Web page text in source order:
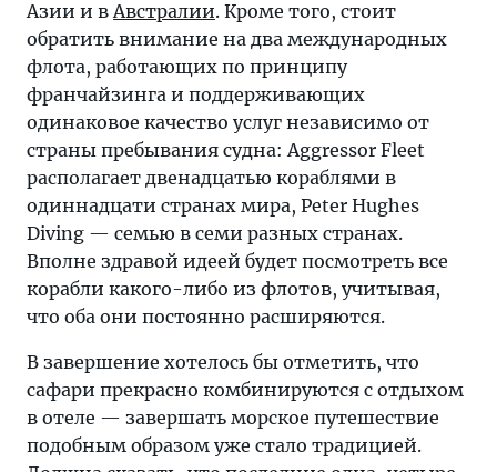
Азии и вАвстралии. Кроме того, стоит
обратить внимание на два международных
флота, работающих по принципу
франчайзинга и поддерживающих
одинаковое качество услуг независимо от
страны пребывания судна: Aggressor Fleet
располагает двенадцатью кораблями в
одиннадцати странах мира, Peter Hughes
Diving — семью в семи разных странах.
Вполне здравой идеей будет посмотреть все
корабли какого-либо из флотов, учитывая,
что оба они постоянно расширяются.
В завершение хотелось бы отметить, что
сафари прекрасно комбинируются с отдыхом
в отеле — завершать морское путешествие
подобным образом уже стало традицией.